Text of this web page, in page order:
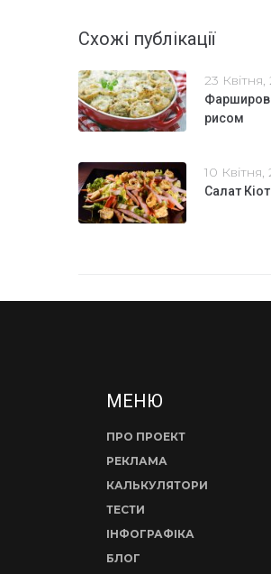
Схожі публікації
23 Квітня,
рисом
10 Квітня,
Салат
МЕНЮ
ПРО ПРОЕКТ
РЕКЛАМА
КАЛЬКУЛЯТОРИ
ТЕСТИ
ІНФОГРАФІКА
БЛОГ